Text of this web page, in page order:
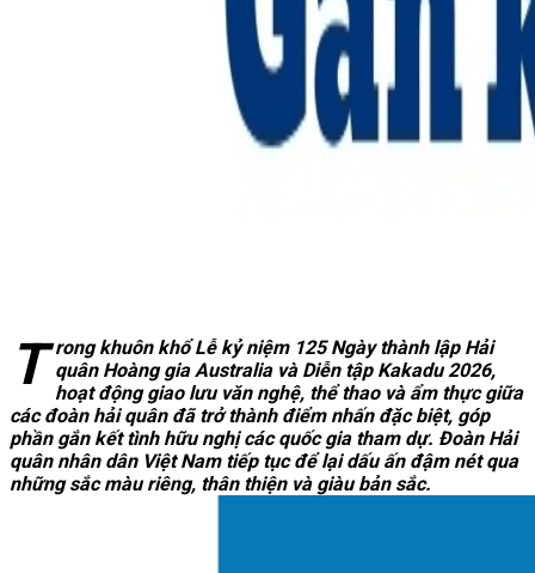
T rong khuôn khổ Lễ kỷ niệm 125 Ngày thành lập Hải
quân Hoàng gia Australia và Diễn tập Kakadu 2026,
hoạt động giao lưu văn nghệ, thể thao và ẩm thực giữa
các đoàn hải quân đã trở thành điểm nhấn đặc biệt, góp
phần gắn kết tình hữu nghị các quốc gia tham dự. Đoàn Hải
quân nhân dân Việt Nam tiếp tục để lại dấu ấn đậm nét qua
những sắc màu riêng, thân thiện và giàu bản sắc.